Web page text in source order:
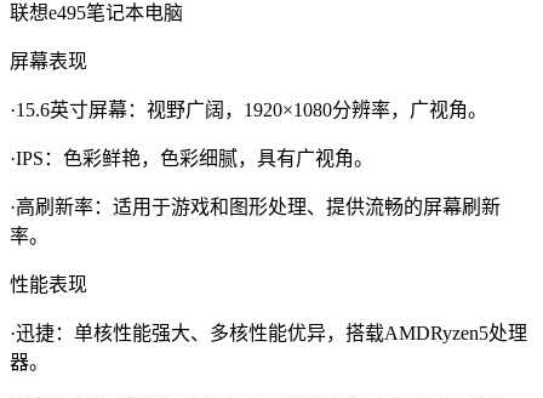
联想e495笔记本电脑
屏幕表现
·15.6英寸屏幕：视野广阔，1920×1080分辨率，广视角。
·IPS：色彩鲜艳，色彩细腻，具有广视角。
·高刷新率：适用于游戏和图形处理、提供流畅的屏幕刷新
率。
性能表现
·迅捷：单核性能强大、多核性能优异，搭载AMDRyzen5处理
器。